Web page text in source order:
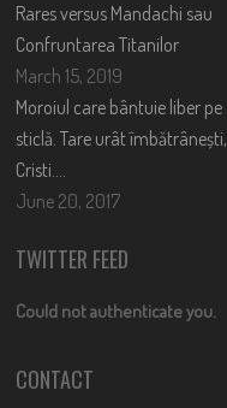
Rares versus Mandachi sau
Confruntarea Titanilor
March 15, 2019
Moroiul care bântuie liber pe
sticlă. Tare urât îmbătrânești,
Cristi….
June 20, 2017
TWITTER FEED
Could not authenticate you.
CONTACT